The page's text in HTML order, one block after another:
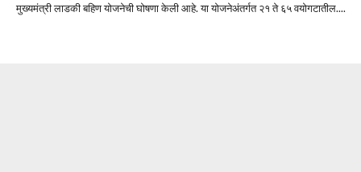
मुख्यमंत्री लाडकी बहिण योजनेची घोषणा केली आहे. या योजनेअंतर्गत २१ ते ६५ वयोगटातील....